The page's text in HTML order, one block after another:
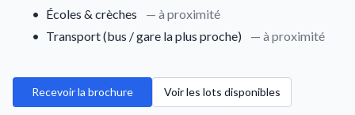
• Écoles & crèches
— à proximité
• Transport (bus / gare la plus proche) — à proximité
Recevoir la brochure Voir les lots disponibles